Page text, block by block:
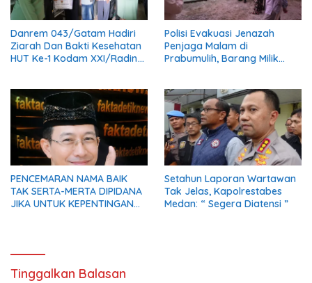
Danrem 043/Gatam Hadiri
Ziarah Dan Bakti Kesehatan
HUT Ke-1 Kodam XXI/Radin
Polisi Evakuasi Jenazah
Penjaga Malam di
Prabumulih, Barang Milik
PENCEMARAN NAMA BAIK
TAK SERTA-MERTA DIPIDANA
JIKA UNTUK KEPENTINGAN
Setahun Laporan Wartawan
Tak Jelas, Kapolrestabes
Medan: “ Segera Diatensi ”
Tinggalkan Balasan